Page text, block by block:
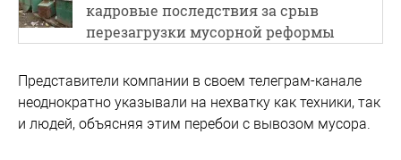
кадровые последствия за срыв
перезагрузки мусорной реформы
Представители компании в своем телеграм-канале
неоднократно указывали на нехватку как техники, так
и людей, объясняя этим перебои с вывозом мусора.